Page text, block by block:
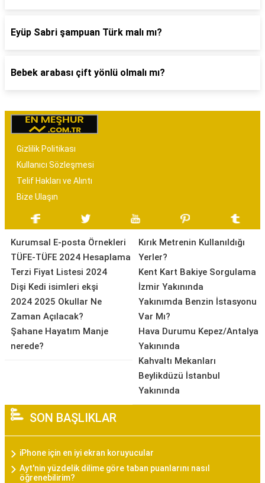
Eyüp Sabri şampuan Türk malı mı?
Bebek arabası çift yönlü olmalı mı?
Gizlilik Politikası
Kullanıcı Sözleşmesi
Telif Hakları ve Alıntı
Bize Ulaşın
Kurumsal E-posta Örnekleri
TÜFE-TÜFE 2024 Hesaplama
Terzi Fiyat Listesi 2024
Dişi Kedi isimleri ekşi
2024 2025 Okullar Ne
Zaman Açılacak?
Şahane Hayatım Manje
nerede?
Kırık Metrenin Kullanıldığı
Yerler?
Kent Kart Bakiye Sorgulama
İzmir Yakınında
Yakınımda Benzin İstasyonu
Var Mı?
Hava Durumu Kepez/Antalya
Yakınında
Kahvaltı Mekanları
Beylikdüzü İstanbul
Yakınında
SON BAŞLIKLAR
iPhone için en iyi ekran koruyucular
Ayt'nin yüzdelik dilime göre taban puanlarını nasıl
öğrenebilirim?